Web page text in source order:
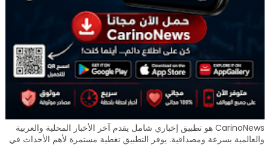
CarinoNews هو تطبيق إخباري شامل يقدم آخر الأخبار المحلية والعربية
والعالمية بسرعة ومصداقية. يوفر التطبيق تغطية مستمرة لأهم الأحداث في